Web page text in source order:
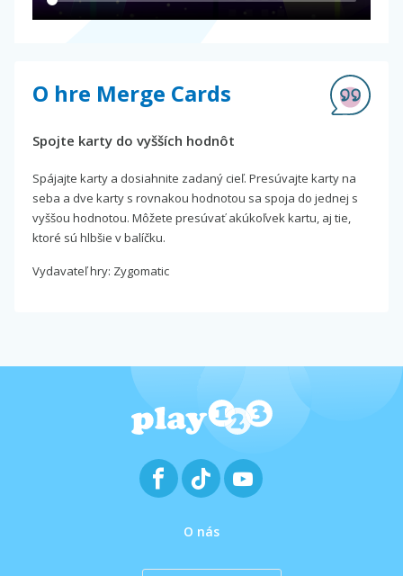
O hre Merge Cards
Spojte karty do vyšších hodnôt
Spájajte karty a dosiahnite zadaný cieľ. Presúvajte karty na
seba a dve karty s rovnakou hodnotou sa spoja do jednej s
vyššou hodnotou. Môžete presúvať akúkoľvek kartu, aj tie,
ktoré sú hlbšie v balíčku.
Vydavateľ hry: Zygomatic
O nás